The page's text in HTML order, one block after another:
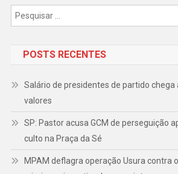
POSTS RECENTES
Salário de presidentes de partido chega
valores
SP: Pastor acusa GCM de perseguição
culto na Praça da Sé
MPAM deflagra operação Usura contra